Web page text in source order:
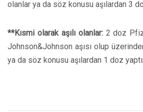
olanlar ya da söz konusu aşılardan 3
**Kısmi olarak aşılı olanlar:2 doz
Johnson&Johnson aşısı olup
ya da söz konusu aşılardan 1 doz